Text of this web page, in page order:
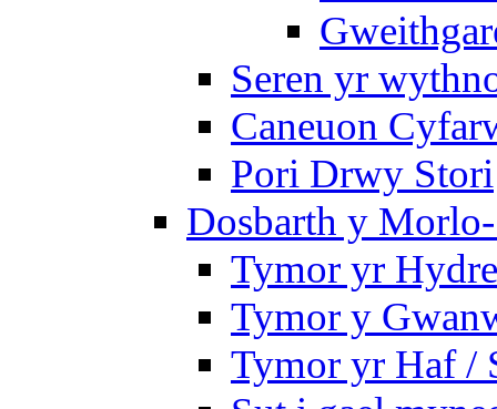
Seren yr
Caneuon
Pori Drwy Stori
Dosbarth y
Tymor yr
Tymor y
Tymor yr Haf /